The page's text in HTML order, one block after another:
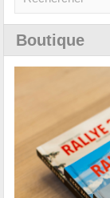
Boutique